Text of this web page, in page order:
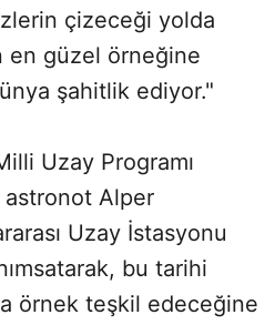
çizeceği yolda
en güzel örneğine
şahitlik ediyor."
Uzay Programı
astronot Alper
Uzay İstasyonu
bu tarihi
örnek teşkil edeceğine